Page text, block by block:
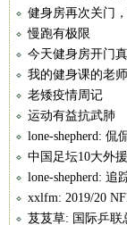
健身房再次关门
慢跑有极限
今天健身房开门
我的健身课的老
老矮疫情周记
运动有益抗武肺
lone-shepherd: 侃
中国足坛10大外
lone-shepherd: 追
xxlfm: 2019/20
芨芨草: 国际乒联